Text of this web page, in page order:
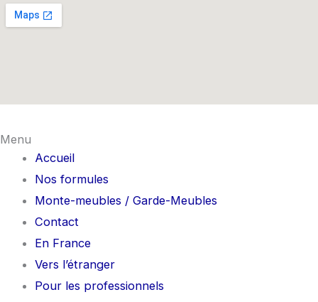
Menu
Accueil
Nos formules
Monte-meubles / Garde-Meubles
Contact
En France
Vers l’étranger
Pour les professionnels